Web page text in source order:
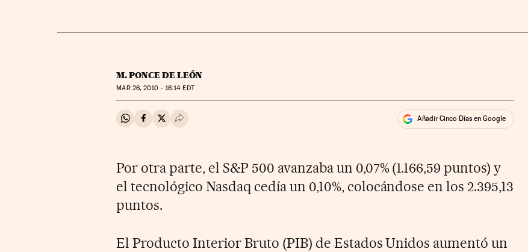
M. PONCE DE LEÓN
MAR26, 2010 - 16:14 EDT
Compartir en Whatsapp
Compartir en Facebook
Compartir en Twitter
Desplegar Redes Sociales Añadir Cinco Días en Google
Por otra parte, el S&P 500 avanzaba un 0,07% (1.166,59 puntos) y
el tecnológico Nasdaq cedía un 0,10%, colocándose en los 2.395,13
puntos.
El Producto Interior Bruto (PIB) de Estados Unidos aumentó un